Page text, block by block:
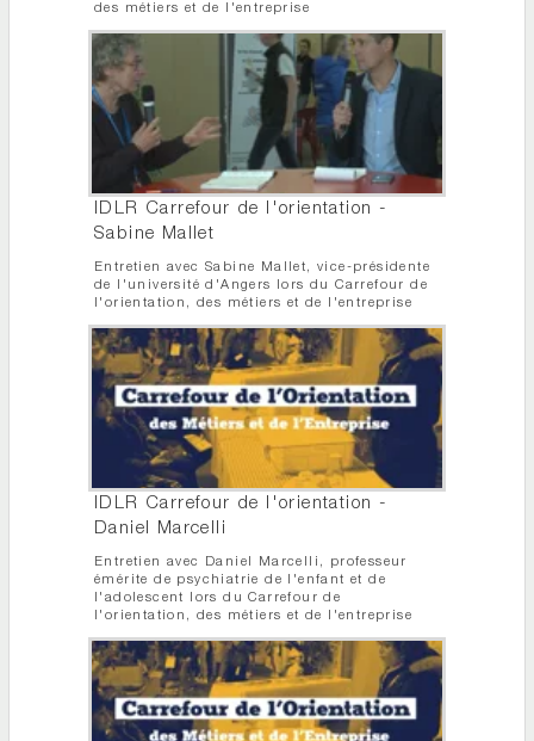
des métiers et de l'entreprise
IDLR Carrefour de l'orientation -
Sabine Mallet
Entretien avec Sabine Mallet, vice-présidente
de l'université d'Angers lors du Carrefour de
l'orientation, des métiers et de l'entreprise
IDLR Carrefour de l'orientation -
Daniel Marcelli
Entretien avec Daniel Marcelli, professeur
émérite de psychiatrie de l'enfant et de
l'adolescent lors du Carrefour de
l'orientation, des métiers et de l'entreprise